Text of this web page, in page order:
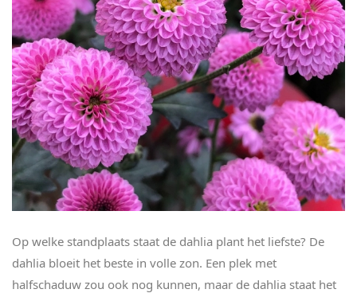
Op welke standplaats staat de dahlia plant het liefste? De
dahlia bloeit het beste in volle zon. Een plek met
halfschaduw zou ook nog kunnen, maar de dahlia staat het